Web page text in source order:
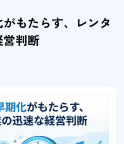
もたらす、レンタ
判断